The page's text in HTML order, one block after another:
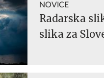
NOVICE
Radarska
slika za